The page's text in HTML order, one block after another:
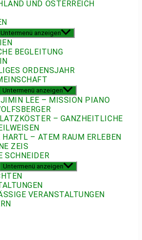
UND ÖSTERREICH
Untermenü anzeigen
BEGLEITUNG
ORDENSJAHR
Untermenü anzeigen
LEE – MISSION PIANO
– GANZHEITLICHE
HARTL – ATEM RAUM ERLEBEN
ZEIS
SCHNEIDER
Untermenü anzeigen
VERANSTALTUNGEN